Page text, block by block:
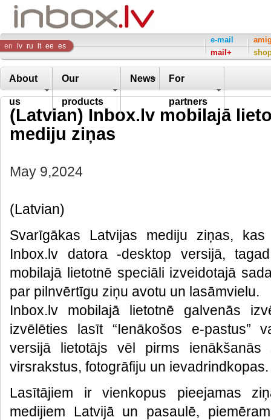
Inbox
Company
en lv ru lt ee es
e-mail
mail+
About
us
Our
products
News For
partners
(Latvian) Inbox.lv mobilajā
mediju ziņas
May 9,2024
(Latvian)
Svarīgākas Latvijas mediju ziņas,
Inbox.lv datora -desktop versijā,
mobilajā lietotnē speciāli izveidotajā
par pilnvērtīgu ziņu avotu un lasāmvielu.
Inbox.lv mobilajā lietotnē galvenās
izvēlēties lasīt “Ienākošos e-pastus”
versijā lietotājs vēl pirms
virsrakstus, fotogrāfiju un ievadrindkopas.
Lasītājiem ir vienkopus pieejamas
medijiem Latvijā un pasaulē,